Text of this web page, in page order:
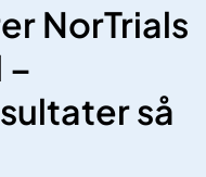
NorTrials
så